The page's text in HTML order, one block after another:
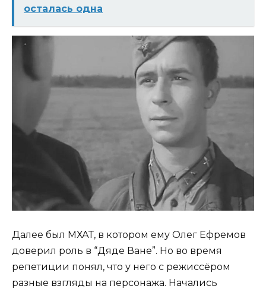
осталась одна
Далее был МХАТ, в котором ему Олег Ефремов
доверил роль в “Дяде Ване”. Но во время
репетиции понял, что у него с режиссёром
разные взгляды на персонажа. Начались